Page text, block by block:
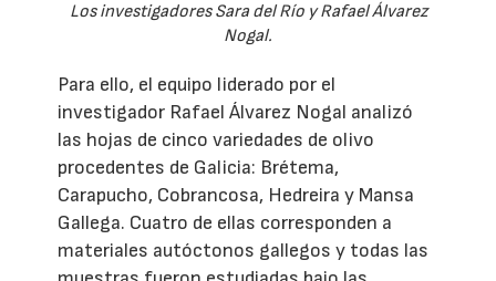
Los investigadores Sara del Río y Rafael Álvarez
Nogal.
Para ello, el equipo liderado por el
investigador Rafael Álvarez Nogal analizó
las hojas de cinco variedades de olivo
procedentes de Galicia: Brétema,
Carapucho, Cobrancosa, Hedreira y Mansa
Gallega. Cuatro de ellas corresponden a
materiales autóctonos gallegos y todas las